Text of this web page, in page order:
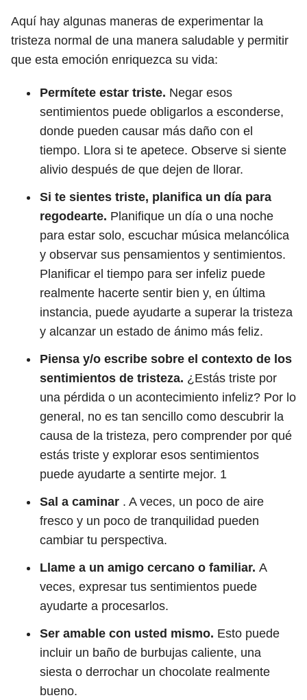
Aquí hay algunas maneras de experimentar la
tristeza normal de una manera saludable y permitir
que esta emoción enriquezca su vida:
Permítete estar triste. Negar esos
sentimientos puede obligarlos a esconderse,
donde pueden causar más daño con el
tiempo. Llora si te apetece. Observe si siente
alivio después de que dejen de llorar.
Si te sientes triste, planifica un día para
regodearte. Planifique un día o una noche
para estar solo, escuchar música melancólica
y observar sus pensamientos y sentimientos.
Planificar el tiempo para ser infeliz puede
realmente hacerte sentir bien y, en última
instancia, puede ayudarte a superar la tristeza
y alcanzar un estado de ánimo más feliz.
Piensa y/o escribe sobre el contexto de los
sentimientos de tristeza. ¿Estás triste por
una pérdida o un acontecimiento infeliz? Por lo
general, no es tan sencillo como descubrir la
causa de la tristeza, pero comprender por qué
estás triste y explorar esos sentimientos
puede ayudarte a sentirte mejor. 1
Sal a caminar . A veces, un poco de aire
fresco y un poco de tranquilidad pueden
cambiar tu perspectiva.
Llame a un amigo cercano o familiar. A
veces, expresar tus sentimientos puede
ayudarte a procesarlos.
Ser amable con usted mismo. Esto puede
incluir un baño de burbujas caliente, una
siesta o derrochar un chocolate realmente
bueno.